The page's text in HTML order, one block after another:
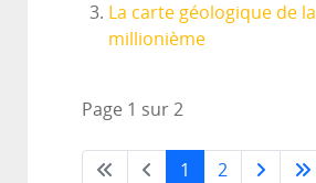
La carte géologique de
millionième
Page 1 sur 2
1 2